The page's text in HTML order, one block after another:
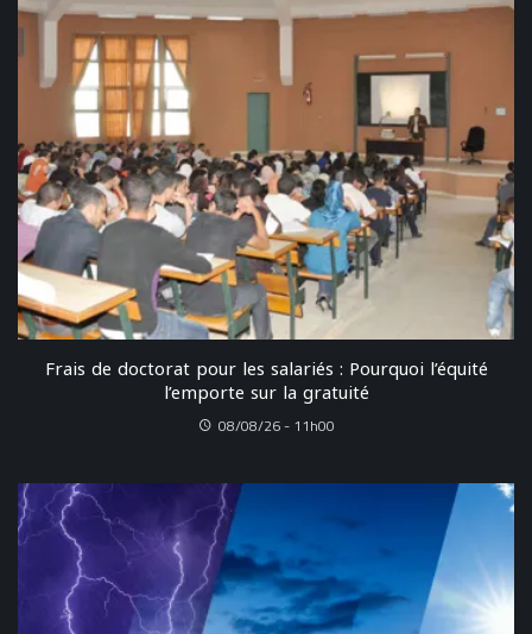
Frais de doctorat pour les salariés : Pourquoi l’équité
l’emporte sur la gratuité
08/08/26 - 11h00